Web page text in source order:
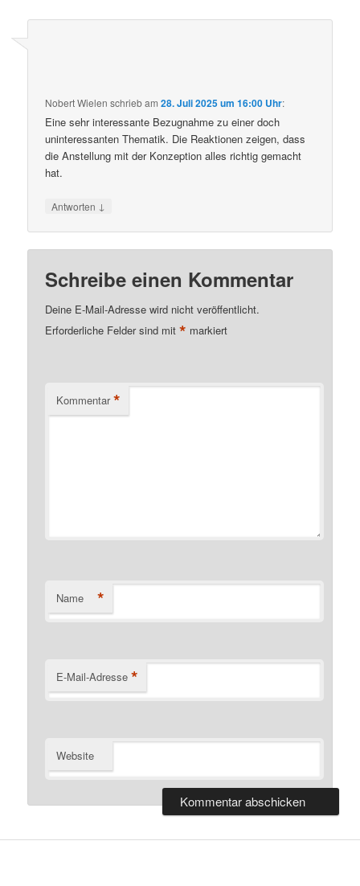
Nobert Wielen schriebam28. Juli 2025 um 16:00 Uhr:
Eine sehr interessante Bezugnahme zu einer doch
uninteressanten Thematik. Die Reaktionen zeigen, dass
die Anstellung mit der Konzeption alles richtig gemacht
hat.
Antworten ↓
Schreibe einen Kommentar
Deine E-Mail-Adresse wird nicht veröffentlicht.
Erforderliche Felder sind mit* markiert
Kommentar *
Name *
E-Mail-Adresse *
Website